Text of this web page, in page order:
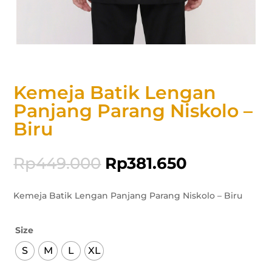
Kemeja Batik Lengan
Panjang Parang Niskolo –
Biru
Rp449.000 Rp381.650
Kemeja Batik Lengan Panjang Parang Niskolo – Biru
Size
S M L XL